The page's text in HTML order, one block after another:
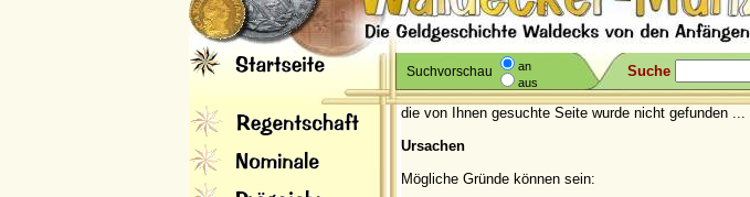
Suchvorschau
an
aus
Suche
die von Ihnen gesuchte Seite wurde nicht gefunden ...
Ursachen
Mögliche Gründe können sein: